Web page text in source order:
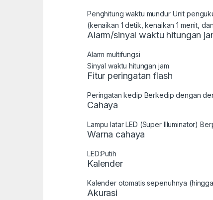
Penghitung waktu mundur Unit
(kenaikan 1 detik, kenaikan 1 menit,
Alarm/sinyal waktu hitungan
Alarm multifungsi
Sinyal waktu hitungan jam
Fitur peringatan flash
Peringatan kedip Berkedip dengan
Cahaya
Lampu latar LED (Super Illuminator)
Warna cahaya
LED:Putih
Kalender
Kalender otomatis sepenuhnya
Akurasi